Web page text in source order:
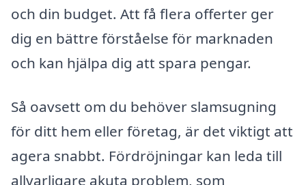
och din budget. Att få flera offerter ger
dig en bättre förståelse för marknaden
och kan hjälpa dig att spara pengar.
Så oavsett om du behöver slamsugning
för ditt hem eller företag, är det viktigt att
agera snabbt. Fördröjningar kan leda till
allvarligare akuta problem, som